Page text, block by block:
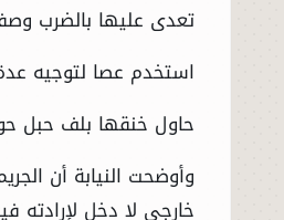
تعدى عليها بالضرب
استخدم عصا لتوجيه
حاول خنقها بلف حبل
وأوضحت النيابة أن
خارجي لا دخل لإرادته